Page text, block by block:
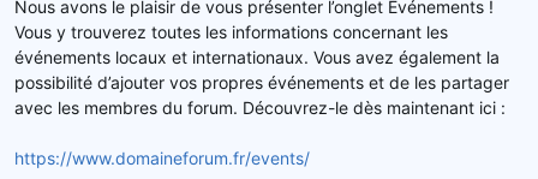
a
d
i
s
c
s
Nous avons le plaisir de vous présenter l’onglet Événements !
Vous y trouverez toutes les informations concernant les
événements locaux et internationaux. Vous avez également la
possibilité d’ajouter vos propres événements et de les partager
avec les membres du forum. Découvrez-le dès maintenant ici :
https://www.domaineforum.fr/events/